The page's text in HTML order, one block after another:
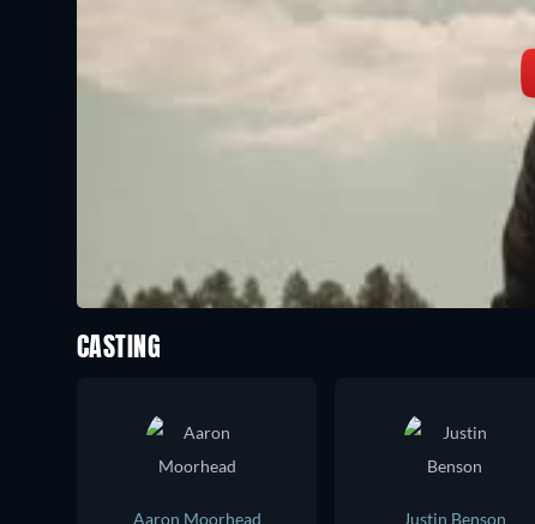
CASTING
Aaron Moorhead
Justin Benson